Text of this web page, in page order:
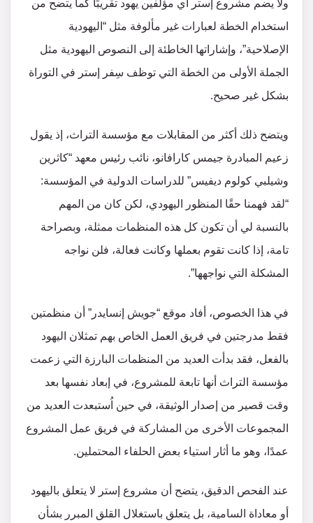
ولا يضم مشروع إستر ​​أي مؤلفين يهود تقريبًا كما يتضح من
استخدام الخطة لعبارات غير مألوفة مثل “اليهودية
الإصلاحية”، وإشاراتها الخاطئة إلى النصوص اليهودية مثل
الجملة الأولى من الخطة التي توظف سِفر إستر في التوراة
بشكل غير صحيح.
ويتضح ذلك أكثر من المقابلات مع مؤسسة التراث، إذ يقول
زعيم المبادرة جيمس كارافانو، نائب رئيس معهد “كاثرين
وشيلبي كولوم ديفيس” للدراسات الدولية في المؤسسة:
“لقد فهمنا حقًا المنظور اليهودي، لكن كان من المهم
بالنسبة لي أن تكون كل هذه المنظمات ممثلة، وبصراحة
تامة، إذا كانت تقوم بعملها وكانت فعالة، فلن نواجه
المشكلة التي نواجهها”.
في هذا الخصوص، أفاد موقع “جويش إنسايدر” أن منظمتين
فقط مدرجتين في فريق العمل الخاص بهم تمثلان اليهود
بالفعل، فقد بدأت العديد من المنظمات البارزة التي زعمت
مؤسسة التراث أنها تابعة للمشروع، في إبعاد نفسها بعد
وقت قصير من إصدار الوثيقة، في حين اُستبعدت العديد من
المجموعات الأخرى من المشاركة في فريق عمل المشروع
عمدًا، وهو ما أثار استياء بعض الحلفاء المحتملين.
عند الفحص الدقيق، يتضح أن مشروع إستر لا يتعلق باليهود
أو معاداة السامية، بل يتعلق باستغلال القلق المبرر بشأن